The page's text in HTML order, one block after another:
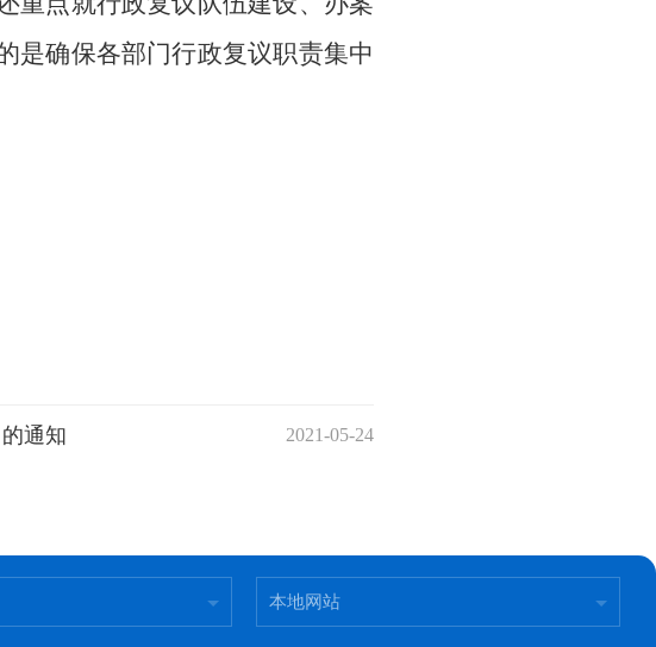
是确保各部门行政复议职责集中
通知 2021-05-24
本地网站